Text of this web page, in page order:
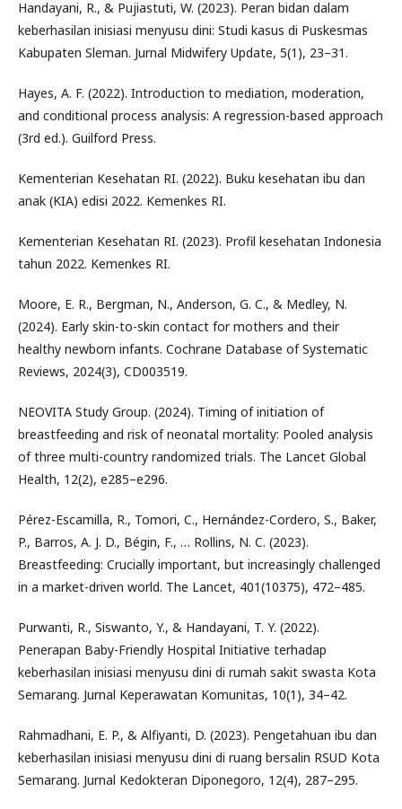
Handayani, R., & Pujiastuti, W. (2023). Peran bidan dalam
keberhasilan inisiasi menyusu dini: Studi kasus di Puskesmas
Kabupaten Sleman. Jurnal Midwifery Update, 5(1), 23–31.
Hayes, A. F. (2022). Introduction to mediation, moderation,
and conditional process analysis: A regression-based approach
(3rd ed.). Guilford Press.
Kementerian Kesehatan RI. (2022). Buku kesehatan ibu dan
anak (KIA) edisi 2022. Kemenkes RI.
Kementerian Kesehatan RI. (2023). Profil kesehatan Indonesia
tahun 2022. Kemenkes RI.
Moore, E. R., Bergman, N., Anderson, G. C., & Medley, N.
(2024). Early skin-to-skin contact for mothers and their
healthy newborn infants. Cochrane Database of Systematic
Reviews, 2024(3), CD003519.
NEOVITA Study Group. (2024). Timing of initiation of
breastfeeding and risk of neonatal mortality: Pooled analysis
of three multi-country randomized trials. The Lancet Global
Health, 12(2), e285–e296.
Pérez-Escamilla, R., Tomori, C., Hernández-Cordero, S., Baker,
P., Barros, A. J. D., Bégin, F., … Rollins, N. C. (2023).
Breastfeeding: Crucially important, but increasingly challenged
in a market-driven world. The Lancet, 401(10375), 472–485.
Purwanti, R., Siswanto, Y., & Handayani, T. Y. (2022).
Penerapan Baby-Friendly Hospital Initiative terhadap
keberhasilan inisiasi menyusu dini di rumah sakit swasta Kota
Semarang. Jurnal Keperawatan Komunitas, 10(1), 34–42.
Rahmadhani, E. P., & Alfiyanti, D. (2023). Pengetahuan ibu dan
keberhasilan inisiasi menyusu dini di ruang bersalin RSUD Kota
Semarang. Jurnal Kedokteran Diponegoro, 12(4), 287–295.